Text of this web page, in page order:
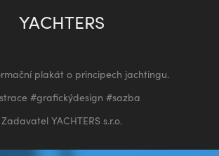
YACHTERS
plakát o principech jachtingu.
#grafickýdesign #sazba
Zadavatel YACHTERS s.r.o.